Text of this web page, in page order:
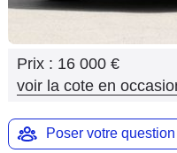
Marques
Prix : 16 000 €
voir la cote en
Poser votre